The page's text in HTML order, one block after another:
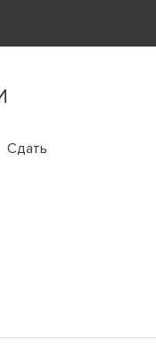
Сдать